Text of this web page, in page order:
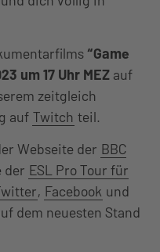
“Game
um 17 Uhr MEZ auf
zeitgleich
auf Twitch teil.
Webseite der BBC
der ESL Pro Tour für
, Facebook und
dem neuesten Stand